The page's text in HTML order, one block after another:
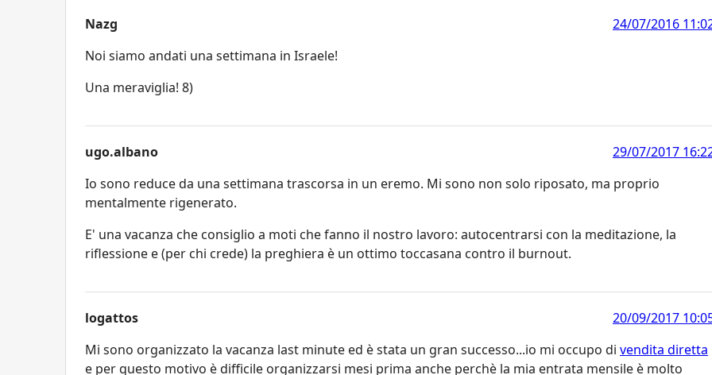
Nazg
24/07/2016
Noi siamo andati una settimana in Israele!
Una meraviglia! 8)
ugo.albano
29/07/2017
Io sono reduce da una settimana trascorsa in un eremo. Mi sono non solo riposato, ma proprio
mentalmente rigenerato.
E' una vacanza che consiglio a moti che fanno il nostro lavoro: autocentrarsi con la meditazione, la
riflessione e (per chi crede) la preghiera è un ottimo toccasana contro il burnout.
logattos
20/09/2017
Mi sono organizzato la vacanza last minute ed è stata un gran successo...io mi occupo di vendita diretta
e per questo motivo è difficile organizzarsi mesi prima anche perchè la mia entrata mensile è molto